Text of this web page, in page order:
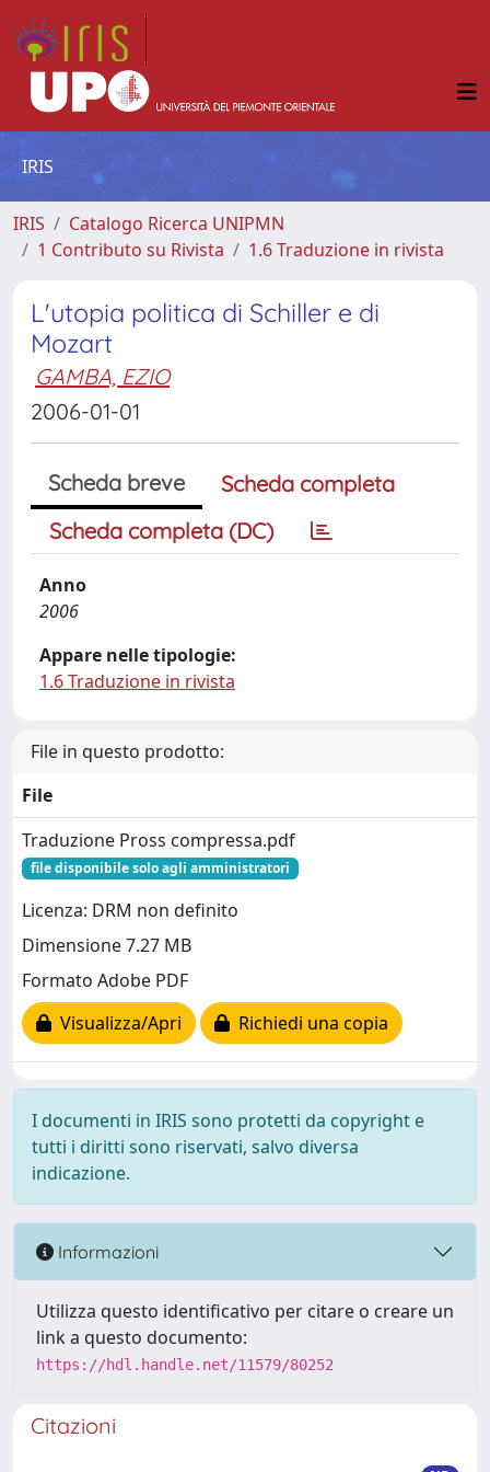
IRIS
IRIS
Catalogo Ricerca UNIPMN
1 Contributo su Rivista
1.6 Traduzione in rivista
L'utopia politica di Schiller e di
Mozart
GAMBA, EZIO
2006-01-01
Scheda breve
Scheda completa
Scheda completa (DC)
Anno
2006
Appare nelle tipologie:
1.6 Traduzione in rivista
File in questo prodotto:
File
Traduzione Pross compressa.pdf
file disponibile solo agli amministratori
Licenza: DRM non definito
Dimensione 7.27 MB
Formato Adobe PDF
Visualizza/Apri
Richiedi una copia
I documenti in IRIS sono protetti da copyright e
tutti i diritti sono riservati, salvo diversa
indicazione.
Informazioni
Utilizza questo identificativo per citare o creare un
link a questo documento:
https://hdl.handle.net/11579/80252
Citazioni